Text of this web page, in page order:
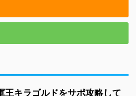
王キラゴルドをサポ攻略して